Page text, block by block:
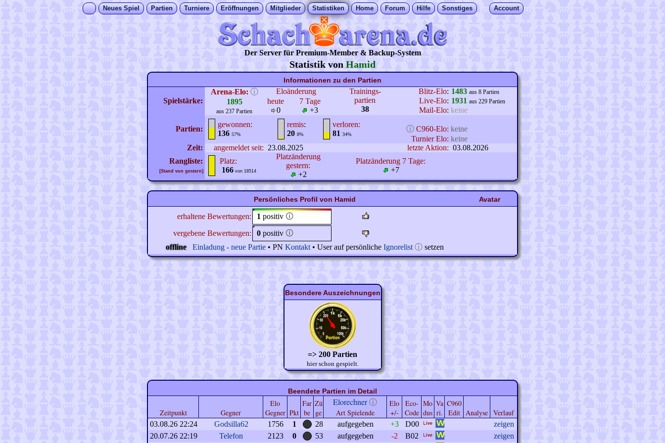
Neues Spiel Partien Turniere Eröffnungen Mitglieder Statistiken Home Forum Hilfe Sonstiges Account
Der Server für Premium-Member & Backup-System
Statistik von Hamid
Informationen zu den Partien
Spielstärke:
Arena-Elo: ⓘ
1895
aus 237 Partien
Eloänderung
Trainings-
partien
38
Blitz-Elo: 1483 aus 8 Partien
heute
0
7 Tage
+3
Live-Elo: 1931 aus 229 Partien
Mail-Elo: keine
Partien:
gewonnen:
136 57%
remis:
20 8%
verloren:
81 34%
ⓘ C960-Elo: keine
Turnier Elo: keine
Zeit:
angemeldet seit: 23.08.2025 letzte Aktion: 03.08.2026
Rangliste:
[Stand von gestern]
Platz:
166 von 18514
Platzänderung
gestern:
+2
Platzänderung 7 Tage:
+7
Persönliches Profil von Hamid Avatar
erhaltene Bewertungen: 1 positiv 🛈
vergebene Bewertungen:
0 positiv 🛈
offline
Einladung - neue Partie • PN Kontakt • User auf persönliche Ignorelist ⓘ setzen
Besondere Auszeichnungen
=> 200 Partien
hier schon gespielt.
Beendete Partien im Detail
Zeitpunkt Gegner
Elo
Gegner Pkt
Far
be
Zü
ge
Elorechnerⓘ
Art Spielende
Elo
+/-
Eco-
Code
Mo
dus
Va
ri.
C960
Edit
Analyse Verlauf
03.08.26 22:24 Godsilla62 1756 1 28 aufgegeben +3 D00
zeigen
20.07.26 22:19
Telefon 2123 0 53 aufgegeben -2 B02 zeigen